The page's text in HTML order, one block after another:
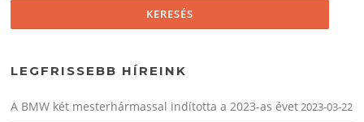
LEGFRISSEBB HÍREINK
A BMW két mesterhármassal indította a 2023-as évet2023-03-22